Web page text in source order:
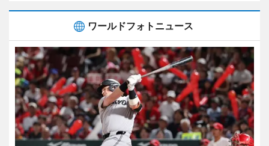
ワールドフォトニュース